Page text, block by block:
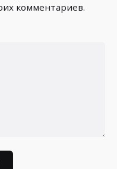
комментариев.